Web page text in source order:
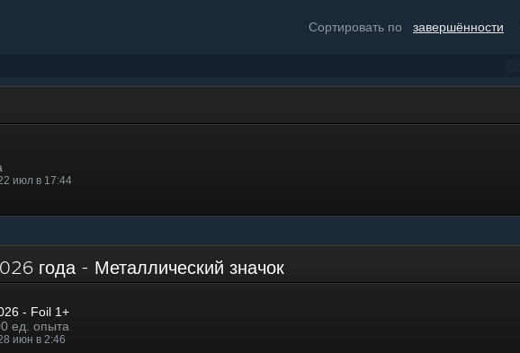
Сортировать по завершённости
июл в 17:44
года - Металлический значок
- Foil 1+
ед. опыта
июн в 2:46